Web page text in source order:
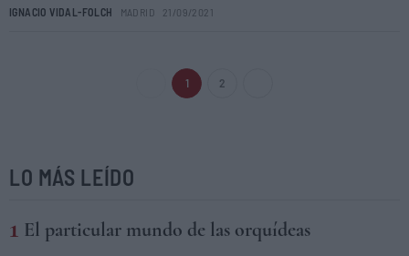
IGNACIO VIDAL-FOLCH MADRID 21/09/2021
1 2
LO MÁS LEÍDO
El particular mundo de las orquídeas